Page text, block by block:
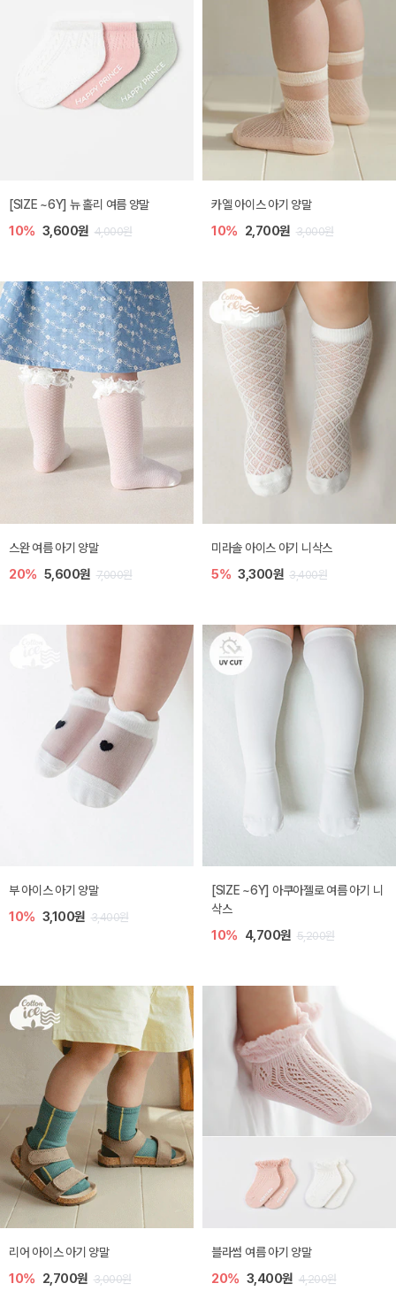
[SIZE ~6Y] 뉴 홀리 여름 양말
10% 3,600원 4,000원
카엘 아이스 아기 양말
10% 2,700원 3,000원
스완 여름 아기 양말
20% 5,600원 7,000원
미라솔 아이스 아기 니삭스
5% 3,300원 3,400원
부 아이스 아기 양말
10% 3,100원 3,400원
[SIZE ~6Y] 아쿠아젤로 여름 아기 니
삭스
10% 4,700원 5,200원
리어 아이스 아기 양말
10% 2,700원 3,000원
블라썸 여름 아기 양말
20% 3,400원 4,200원